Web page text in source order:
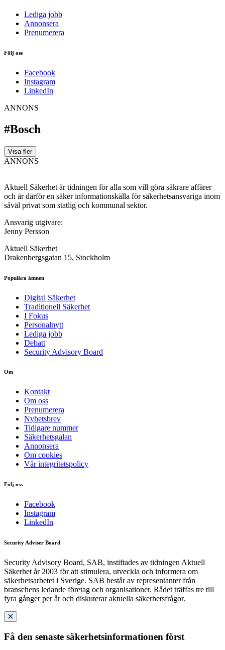
Lediga jobb
Annonsera
Prenumerera
Följ oss
Facebook
Instagram
LinkedIn
ANNONS
#Bosch
Visa fler
ANNONS
Aktuell Säkerhet är tidningen för alla som vill göra säkrare affärer
och är därför en säker informationskälla för säkerhets­ansvariga inom
såväl privat som statlig och kommunal sektor.
Ansvarig utgivare:
Jenny Persson
Aktuell Säkerhet
Drakenbergsgatan 15, Stockholm
Populära ämnen
Digital Säkerhet
Traditionell Säkerhet
I Fokus
Personalnytt
Lediga jobb
Debatt
Security Advisory Board
Om
Kontakt
Om oss
Prenumerera
Nyhetsbrev
Tidigare nummer
Säkerhetsgalan
Annonsera
Om cookies
Vår integritetspolicy
Följ oss
Facebook
Instagram
LinkedIn
Security Adviser Board
Security Advisory Board, SAB, instiftades av tidningen Aktuell
Säkerhet år 2003 för att stimulera, utveckla och informera om
säkerhetsarbetet i Sverige. SAB består av representanter från
branschens ledande företag och organisationer. Rådet träffas tre till
fyra gånger per år och diskuterar aktuella säkerhetsfrågor.
Få den senaste säkerhetsinformationen först